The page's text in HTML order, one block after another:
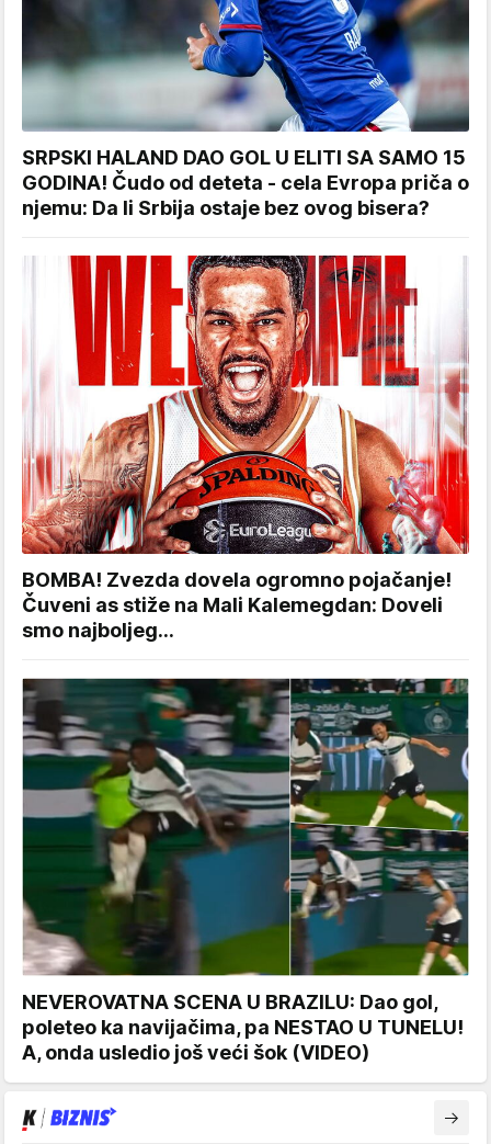
SRPSKI HALAND DAO GOL U ELITI SA SAMO 15
GODINA! Čudo od deteta - cela Evropa priča o
njemu: Da li Srbija ostaje bez ovog bisera?
BOMBA! Zvezda dovela ogromno pojačanje!
Čuveni as stiže na Mali Kalemegdan: Doveli
smo najboljeg...
NEVEROVATNA SCENA U BRAZILU: Dao gol,
poleteo ka navijačima, pa NESTAO U TUNELU!
A, onda usledio još veći šok (VIDEO)